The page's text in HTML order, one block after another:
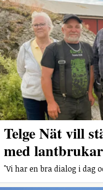
Telge Nät vill
med
"Vi har en bra dialog i dag